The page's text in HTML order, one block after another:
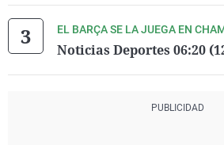
EL BARÇA SE LA JUEGA EN
Noticias Deportes 06:20